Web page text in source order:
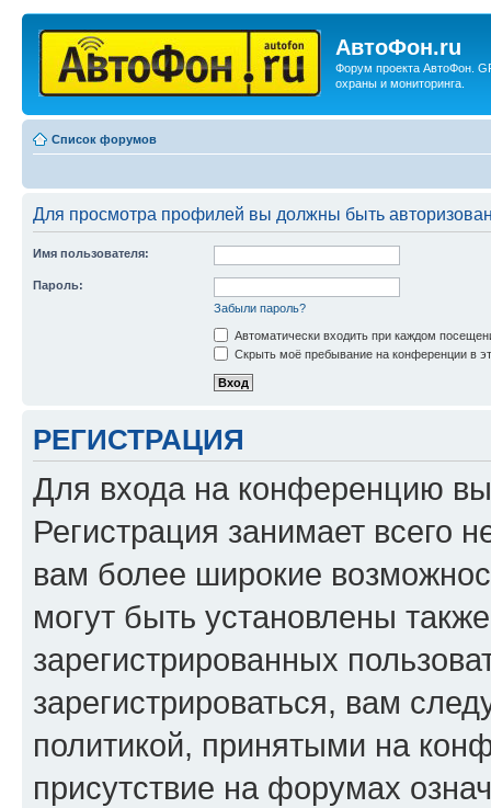
АвтоФон.ru
Форум проекта АвтоФон.
охраны и мониторинга.
Список форумов
Для просмотра профилей вы должны быть
Имя пользователя:
Пароль:
Забыли пароль?
Автоматически входить при каждом
Скрыть моё пребывание на конференции в
РЕГИСТРАЦИЯ
Для входа на конференцию
Регистрация занимает всего
вам более широкие
могут быть установлены
зарегистрированных
зарегистрироваться, вам
политикой, принятыми на
присутствие на форумах